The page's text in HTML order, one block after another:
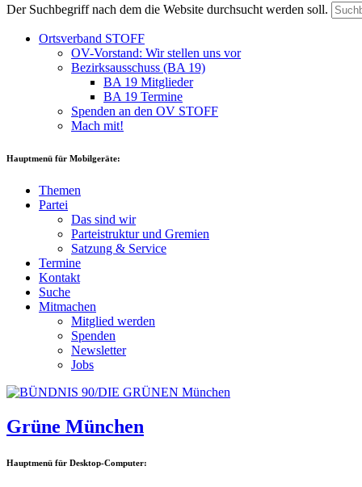
Der Suchbegriff nach dem die Website durchsucht werden soll.
Ortsverband STOFF
OV-Vorstand: Wir stellen uns vor
Bezirksausschuss (BA 19)
BA 19 Mitglieder
BA 19 Termine
Spenden an den OV STOFF
Mach mit!
Hauptmenü für Mobilgeräte:
Themen
Partei
Das sind wir
Parteistruktur und Gremien
Satzung & Service
Termine
Kontakt
Suche
Mitmachen
Mitglied werden
Spenden
Newsletter
Jobs
Grüne München
Hauptmenü für Desktop-Computer: